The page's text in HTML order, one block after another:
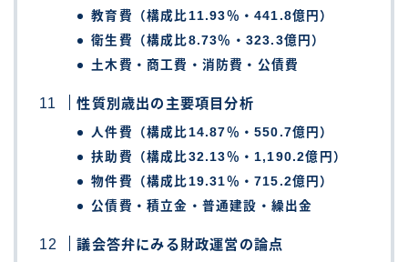
教育費（構成比11.93％・441.8億円）
衛生費（構成比8.73％・323.3億円）
土木費・商工費・消防費・公債費
性質別歳出の主要項目分析
人件費（構成比14.87％・550.7億円）
扶助費（構成比32.13％・1,190.2億円）
物件費（構成比19.31％・715.2億円）
公債費・積立金・普通建設・繰出金
議会答弁にみる財政運営の論点